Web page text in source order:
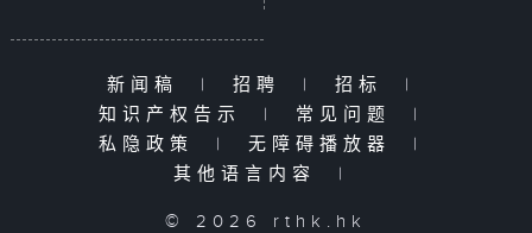
新闻稿 | 招聘 | 招标
|
知识产权告示
| 常见问题
|
私隐政策
| 无障碍播放器
|
其他语言内容
|
© 2026 rthk.hk